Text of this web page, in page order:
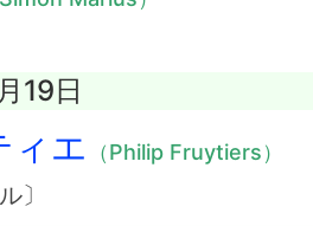
19日
ィエ （Philip Fruytiers）
〕